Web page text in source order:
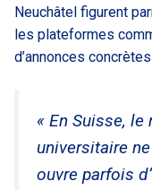
Neuchâtel figurent
les plateformes
d’annonces
« En Suisse,
universitaire
ouvre parfois